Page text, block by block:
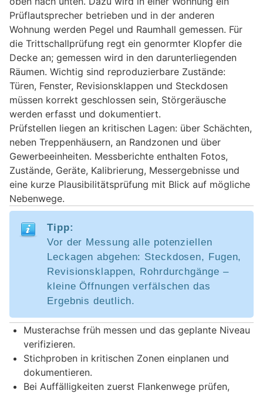
Prüflautsprecher betrieben und in der anderen
Wohnung werden Pegel und Raumhall gemessen. Für
die Trittschallprüfung regt ein genormter Klopfer die
Decke an; gemessen wird in den darunterliegenden
Räumen. Wichtig sind reproduzierbare Zustände:
Türen, Fenster, Revisionsklappen und Steckdosen
müssen korrekt geschlossen sein, Störgeräusche
werden erfasst und dokumentiert.
Prüfstellen liegen an kritischen Lagen: über Schächten,
neben Treppenhäusern, an Randzonen und über
Gewerbeeinheiten. Messberichte enthalten Fotos,
Zustände, Geräte, Kalibrierung, Messergebnisse und
eine kurze Plausibilitätsprüfung mit Blick auf mögliche
Nebenwege.
Tipp:
Vor der Messung alle potenziellen
Leckagen abgehen: Steckdosen, Fugen,
Revisionsklappen, Rohrdurchgänge –
kleine Öffnungen verfälschen das
Ergebnis deutlich.
Musterachse früh messen und das geplante Niveau
verifizieren.
Stichproben in kritischen Zonen einplanen und
dokumentieren.
Bei Auffälligkeiten zuerst Flankenwege prüfen,